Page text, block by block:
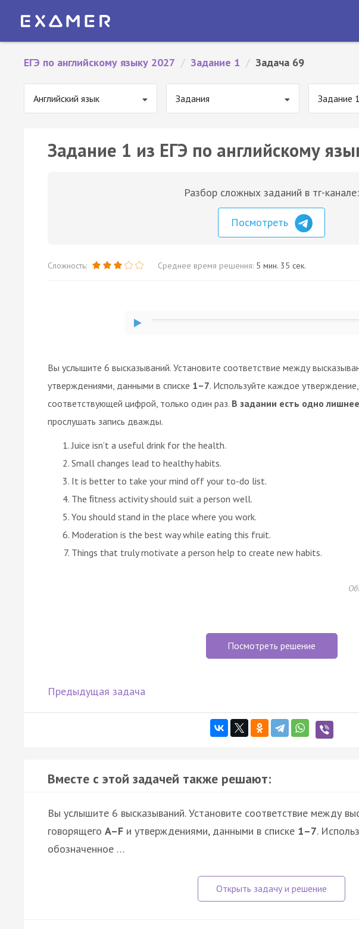
ЕГЭ по английскому языку 2027 / Задание 1 / Задача 69
Английский язык Задания Задание 1
Задание 1 из ЕГЭ по английскому
Разбор сложных заданий в тг-канале:
Посмотреть
Сложность: Среднее время решения: 5 мин. 35 сек.
Вы услышите 6 высказываний. Установите соответствие между
утверждениями, данными в списке 1–7. Используйте каждое
соответствующей цифрой, только один раз. В задании есть одно
прослушать запись дважды.
Juice isn’t a useful drink for the health.
Small changes lead to healthy habits.
It is better to take your mind off your to-do list.
The ﬁtness activity should suit a person well.
You should stand in the place where you work.
Moderation is the best way while eating this fruit.
Things that truly motivate a person help to create new habits.
Посмотреть решение
Предыдущая задача
Вместе с этой задачей также решают:
Вы услышите 6 высказываний. Установите соответствие между
говорящего A–F и утверждениями, данными в списке 1–7.
обозначенное …